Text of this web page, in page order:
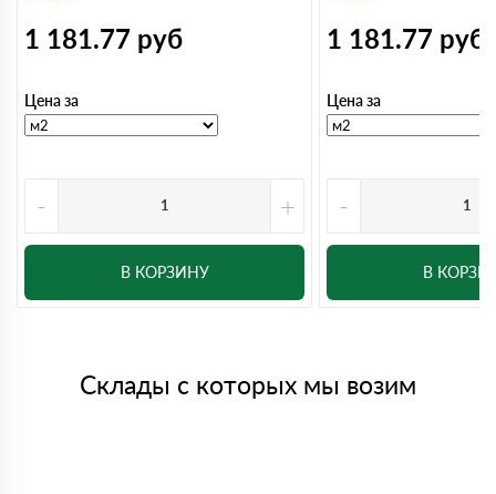
1 181.77 руб
Цена за
- +
В КОРЗИНУ
1 181.77 руб
Цена за
-
В
Склады с которых мы возим